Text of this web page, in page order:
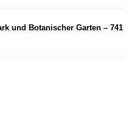
und Botanischer Garten – 741